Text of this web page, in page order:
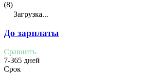
(8)
Загрузка...
До зарплаты
Сравнить
7-365 дней
Срок